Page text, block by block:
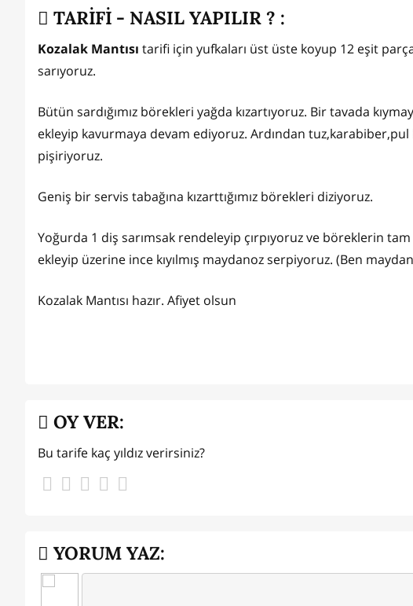
TARİFİ - NASIL YAPILIR ? :
Kozalak Mantısı tarifi için yufkaları üst üste koyup 12 eşit
sarıyoruz.
Bütün sardığımız börekleri yağda kızartıyoruz. Bir tavada
ekleyip kavurmaya devam ediyoruz. Ardından
pişiriyoruz.
Geniş bir servis tabağına kızarttığımız börekleri diziyoruz.
Yoğurda 1 diş sarımsak rendeleyip çırpıyoruz ve böreklerin
ekleyip üzerine ince kıyılmış maydanoz serpiyoruz. (Ben
Kozalak Mantısı hazır. Afiyet olsun
OY VER:
Bu tarife kaç yıldız verirsiniz?
YORUM YAZ: